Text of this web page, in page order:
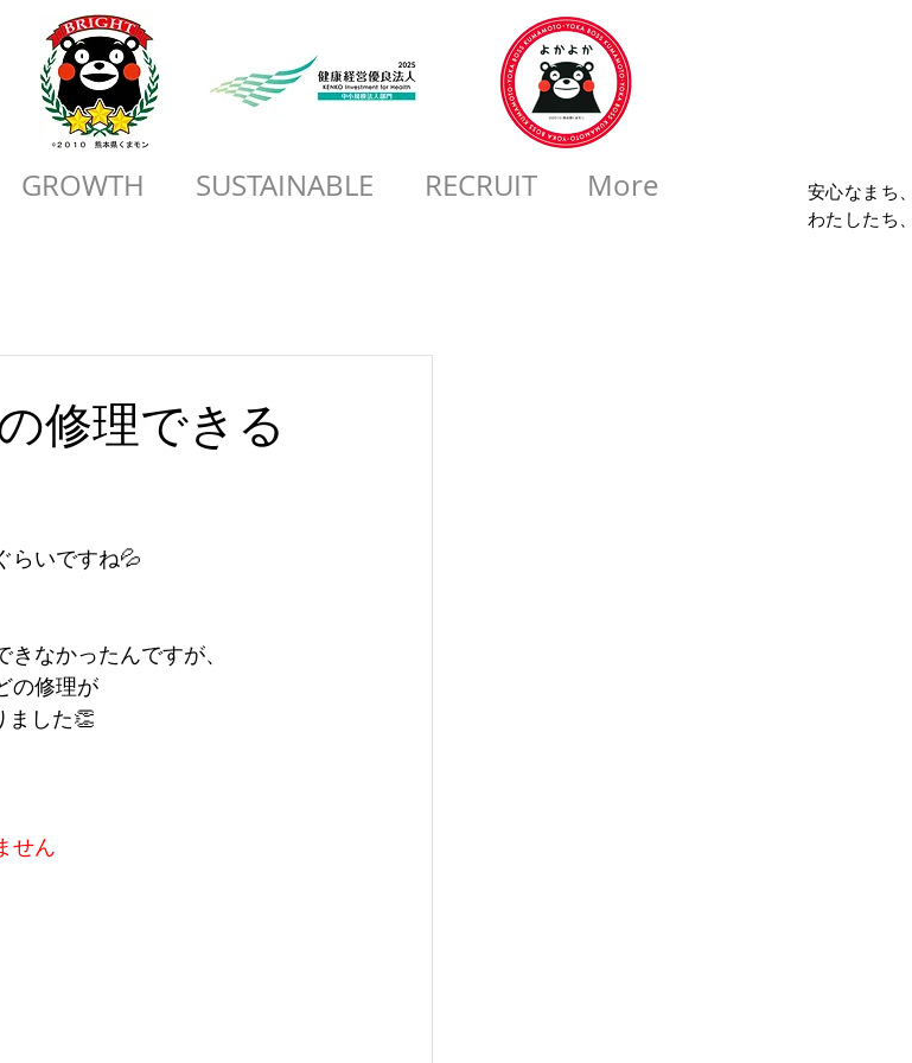
GROWTH SUSTAINABLE RECRUIT More
安心なまち
わたしたち
修理できる
らいですね💦
なかったんですが、
の修理が
ました👏
せん